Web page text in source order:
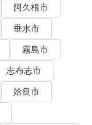
阿久根市
垂水市
霧島市
志布志市
姶良市